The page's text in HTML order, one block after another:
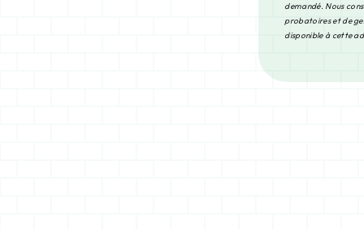
demandé. Nous
probatoires et de
disponible à cette